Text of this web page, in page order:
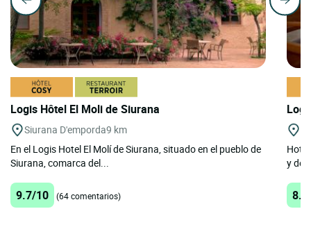
Logis Hôtel El Moli de Siurana
Siurana D'emporda9 km
En el Logis Hotel El Molí de Siurana, situado en el pueblo de
Siurana, comarca del...
9.7/10 (64 comentarios)
y de